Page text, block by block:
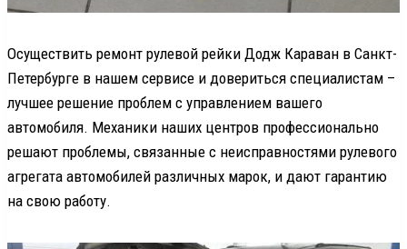
Осуществить ремонт рулевой рейки Додж Караван в Санкт-
Петербурге в нашем сервисе и довериться специалистам –
лучшее решение проблем с управлением вашего
автомобиля. Механики наших центров профессионально
решают проблемы, связанные с неисправностями рулевого
агрегата автомобилей различных марок, и дают гарантию
на свою работу.